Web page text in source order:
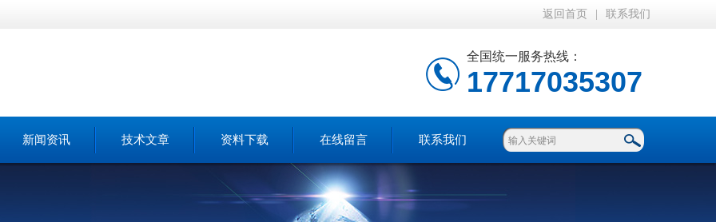
返回首页 联系我们
全国统一服务热线：
17717035307
新闻资讯 技术文章 资料下载 在线留言 联系我们